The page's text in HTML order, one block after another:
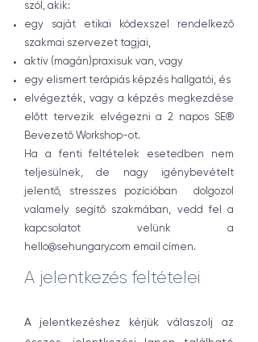
szól, akik:
egy saját etikai kódexszel rendelkező
szakmai szervezet tagjai,
aktív (magán)praxisuk van, vagy
egy elismert terápiás képzés hallgatói, és
elvégezték, vagy a képzés megkezdése
előtt tervezik elvégezni a 2 napos SE®
Bevezető Workshop-ot.
Ha a fenti feltételek esetedben nem
teljesülnek, de nagy igénybevételt
jelentő, stresszes pozícióban dolgozol
valamely segítő szakmában, vedd fel a
kapcsolatot velünk a
hello@sehungary.com email címen.
A jelentkezés feltételei
A jelentkezéshez kérjük válaszolj az